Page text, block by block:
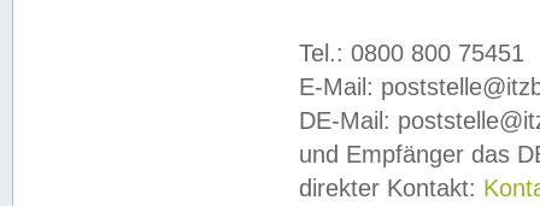
Tel.: 0800 800 75451
E-Mail:
DE-Mail:
und Empfänger das
direkter Kontakt: